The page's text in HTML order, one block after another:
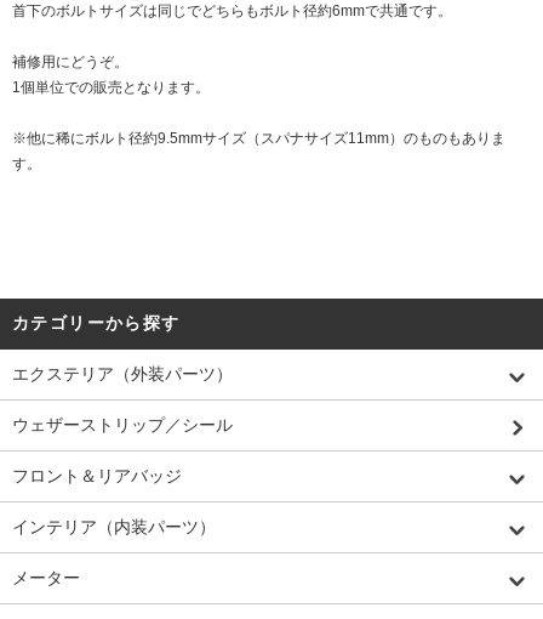
首下のボルトサイズは同じでどちらもボルト径約6mmで共通です。
補修用にどうぞ。
1個単位での販売となります。
※他に稀にボルト径約9.5mmサイズ（スパナサイズ11mm）のものもありま
す。
カテゴリーから探す
エクステリア（外装パーツ）
ウェザーストリップ／シール
フロント＆リアバッジ
インテリア（内装パーツ）
メーター